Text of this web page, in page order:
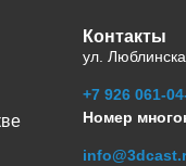
Контакты
ул.
+7 926 061-
Номер